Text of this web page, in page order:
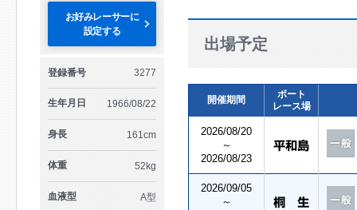
お好みレーサーに
設定する
登録番号 3277
生年月日 1966/08/22
身長 161cm
体重 52kg
血液型 A型
出場予定
開催期間
ボート
レース場
2026/08/20
～
2026/08/23
2026/09/05
～